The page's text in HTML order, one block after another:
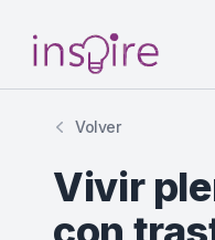
Your Company
Volver
Vivir